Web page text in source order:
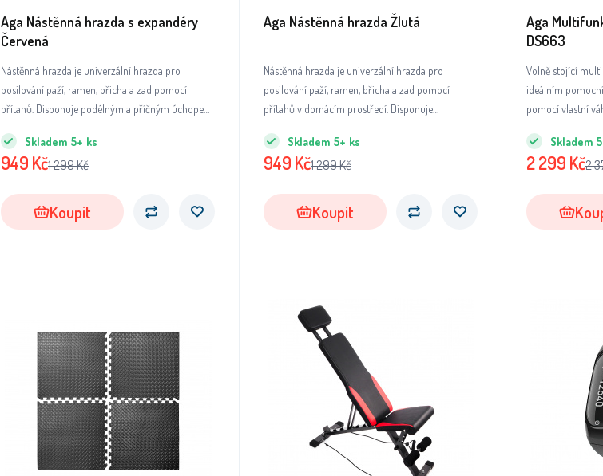
Aga Nástěnná hrazda s expandéry
Červená
Nástěnná hrazda je univerzální hrazda pro
posilování paží, ramen, břicha a zad pomocí
přítahů. Disponuje podélným a příčným úchopem,
vahou.Skladem 5+ ks
949 Kč1 299Kč
Koupit
Aga Nástěnná hrazda Žlutá
Nástěnná hrazda je univerzální hrazda pro
posilování paží, ramen, břicha a zad pomocí
přítahů v domácím prostředí. Disponuje
ideální pro řadu cviků s vlastní vahou.
Skladem 5+ ks
949 Kč1 299Kč
Koupit
Aga
DS663
Volně stojící
ideálním
pomocí vlastní
Skladem
2 299 Kč2